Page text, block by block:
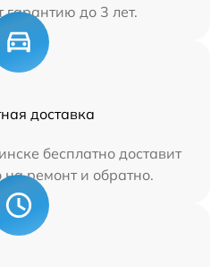
гарантию до 3 лет.
доставка
бесплатно доставит
на ремонт и обратно.